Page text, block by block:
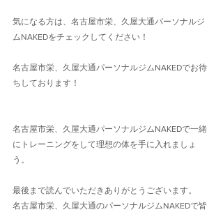
気になる方は、名古屋市栄、久屋大通パーソナルジ
ムNAKEDをチェックしてください！
名古屋市栄、久屋大通パーソナルジムNAKEDでお待
ちしております！
名古屋市栄、久屋大通パーソナルジムNAKEDで一緒
にトレーニングをして理想の体を手に入れましょ
う。
最後まで読んでいただきありがとうございます。
名古屋市栄、久屋大通のパーソナルジムNAKEDで皆